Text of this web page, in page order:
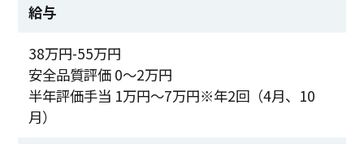
給与
38万円-55万円
安全品質評価 0～2万円
半年評価手当 1万円～7万円※年2回（4月、10
月）